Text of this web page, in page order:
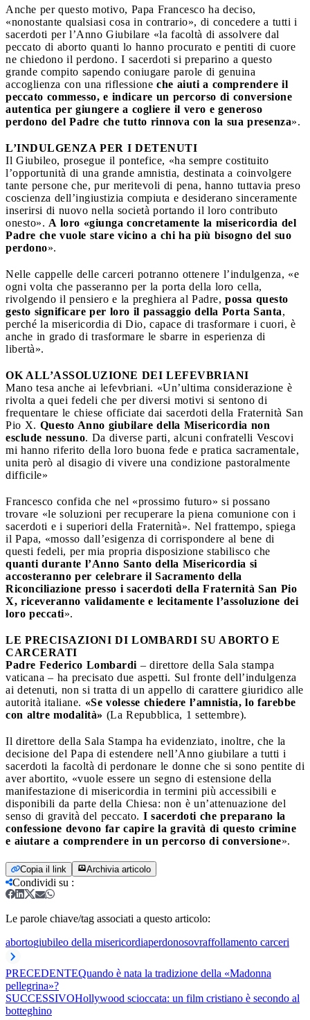
Anche per questo motivo, Papa Francesco ha deciso,
«nonostante qualsiasi cosa in contrario», di concedere a tutti i
sacerdoti per l’Anno Giubilare «la facoltà di assolvere dal
peccato di aborto quanti lo hanno procurato e pentiti di cuore
ne chiedono il perdono. I sacerdoti si preparino a questo
grande compito sapendo coniugare parole di genuina
accoglienza con una riflessione che aiuti a comprendere il
peccato commesso, e indicare un percorso di conversione
autentica per giungere a cogliere il vero e generoso
perdono del Padre che tutto rinnova con la sua presenza».
L’INDULGENZA PER I DETENUTI
Il Giubileo, prosegue il pontefice, «ha sempre costituito
l’opportunità di una grande amnistia, destinata a coinvolgere
tante persone che, pur meritevoli di pena, hanno tuttavia preso
coscienza dell’ingiustizia compiuta e desiderano sinceramente
inserirsi di nuovo nella società portando il loro contributo
onesto». A loro «giunga concretamente la misericordia del
Padre che vuole stare vicino a chi ha più bisogno del suo
perdono».
Nelle cappelle delle carceri potranno ottenere l’indulgenza, «e
ogni volta che passeranno per la porta della loro cella,
rivolgendo il pensiero e la preghiera al Padre, possa questo
gesto significare per loro il passaggio della Porta Santa,
perché la misericordia di Dio, capace di trasformare i cuori, è
anche in grado di trasformare le sbarre in esperienza di
libertà».
OK ALL’ASSOLUZIONE DEI LEFEVBRIANI
Mano tesa anche ai lefevbriani. «Un’ultima considerazione è
rivolta a quei fedeli che per diversi motivi si sentono di
frequentare le chiese officiate dai sacerdoti della Fraternità San
Pio X. Questo Anno giubilare della Misericordia non
esclude nessuno. Da diverse parti, alcuni confratelli Vescovi
mi hanno riferito della loro buona fede e pratica sacramentale,
unita però al disagio di vivere una condizione pastoralmente
difficile»
Francesco confida che nel «prossimo futuro» si possano
trovare «le soluzioni per recuperare la piena comunione con i
sacerdoti e i superiori della Fraternità». Nel frattempo, spiega
il Papa, «mosso dall’esigenza di corrispondere al bene di
questi fedeli, per mia propria disposizione stabilisco che
quanti durante l’Anno Santo della Misericordia si
accosteranno per celebrare il Sacramento della
Riconciliazione presso i sacerdoti della Fraternità San Pio
X, riceveranno validamente e lecitamente l’assoluzione dei
loro peccati».
LE PRECISAZIONI DI LOMBARDI SU ABORTO E
CARCERATI
Padre Federico Lombardi – direttore della Sala stampa
vaticana – ha precisato due aspetti. Sul fronte dell’indulgenza
ai detenuti, non si tratta di un appello di carattere giuridico alle
autorità italiane. «Se volesse chiedere l’amnistia, lo farebbe
con altre modalità» (La Repubblica, 1 settembre).
Il direttore della Sala Stampa ha evidenziato, inoltre, che la
decisione del Papa di estendere nell’Anno giubilare a tutti i
sacerdoti la facoltà di perdonare le donne che si sono pentite di
aver abortito, «vuole essere un segno di estensione della
manifestazione di misericordia in termini più accessibili e
disponibili da parte della Chiesa: non è un’attenuazione del
senso di gravità del peccato. I sacerdoti che preparano la
confessione devono far capire la gravità di questo crimine
e aiutare a comprendere in un percorso di conversione».
Copia il link Archivia articolo
Condividi su :
Le parole chiave/tag associati a questo articolo:
abortogiubileo della misericordiaperdonosovraffollamento carceri
PRECEDENTEQuando è nata la tradizione della «Madonna
pellegrina»?
SUCCESSIVOHollywood scioccata: un film cristiano è secondo al
botteghino